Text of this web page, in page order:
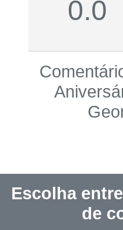
0.0
Escolha
de